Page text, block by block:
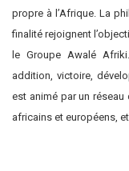
propre à l’Afrique. La
finalité rejoignent
le Groupe Awalé
addition, victoire,
est animé par un
africains et européens,